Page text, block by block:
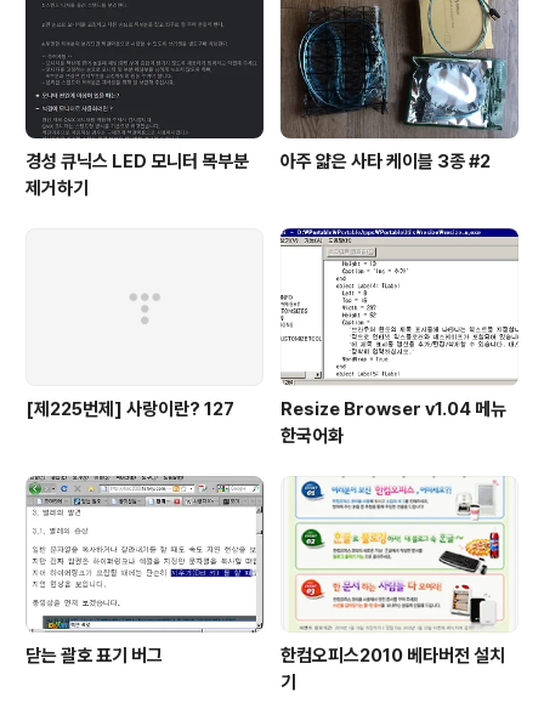
경성 큐닉스 LED 모니터 목부분
제거하기
아주 얇은 사타 케이블 3종 #2
[제225번제] 사랑이란? 127
Resize Browser v1.04 메뉴
한국어화
닫는 괄호 표기 버그
한컴오피스2010 베타버전 설치
기